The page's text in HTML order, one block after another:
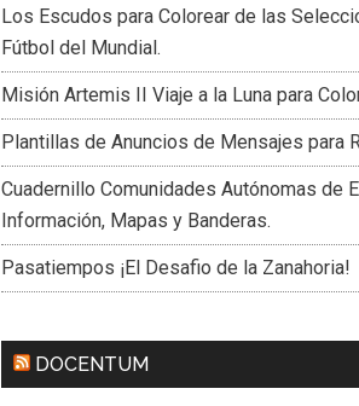
Los Escudos para Colorear de las
Fútbol del Mundial.
Misión Artemis II Viaje a la Luna para
Plantillas de Anuncios de Mensajes para
Cuadernillo Comunidades Autónomas de
Información, Mapas y Banderas.
Pasatiempos ¡El Desafio de la Zanahoria!
DOCENTUM